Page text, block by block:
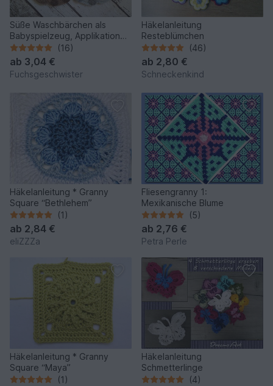
Süße Waschbärchen als
Babyspielzeug, Applikation
oder Deko
(16)
ab 3,04 €
Fuchsgeschwister
Häkelanleitung
Resteblümchen
(46)
ab 2,80 €
Schneckenkind
Häkelanleitung * Granny
Square “Bethlehem”
(1)
ab 2,84 €
eliZZZa
Fliesengranny 1:
Mexikanische Blume
(5)
ab 2,76 €
Petra Perle
Häkelanleitung * Granny
Square “Maya”
(1)
Häkelanleitung
Schmetterlinge
(4)